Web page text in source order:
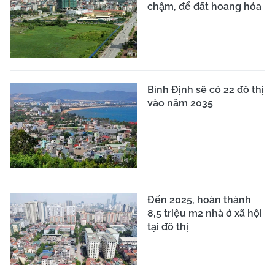
chậm, để đất hoang hóa
Bình Định sẽ có 22 đô thị
vào năm 2035
Đến 2025, hoàn thành
8,5 triệu m2 nhà ở xã hội
tại đô thị